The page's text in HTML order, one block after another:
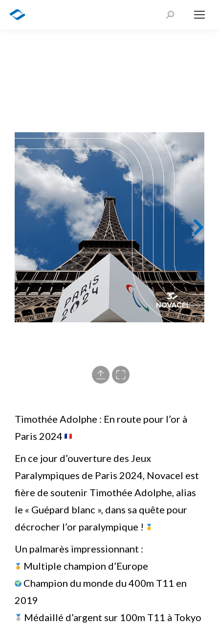
Timothée Adolphe : En route pour l’or à
Paris 2024
En ce jour d’ouverture des Jeux
Paralympiques de Paris 2024, Novacel est
fière de soutenir Timothée Adolphe, alias
le « Guépard blanc », dans sa quête pour
décrocher l’or paralympique !
Un palmarès impressionnant :
Multiple champion d’Europe
Champion du monde du 400m T11 en
2019
Médaillé d’argent sur 100m T11 à Tokyo